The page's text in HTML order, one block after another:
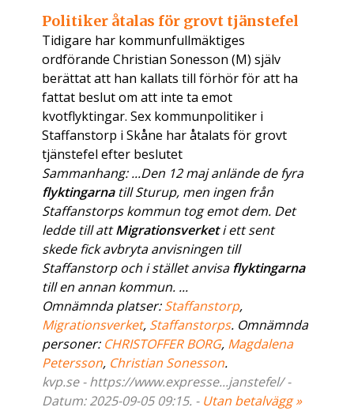
Politiker åtalas för grovt tjänstefel
Tidigare har kommunfullmäktiges
ordförande Christian Sonesson (M) själv
berättat att han kallats till förhör för att ha
fattat beslut om att inte ta emot
kvotflyktingar. Sex kommunpolitiker i
Staffanstorp i Skåne har åtalats för grovt
tjänstefel efter beslutet
Sammanhang: ...Den 12 maj anlände de fyra
flyktingarnatill Sturup, men ingen från
Staffanstorps kommun tog emot dem. Det
ledde till attMigrationsverketi ett sent
skede fick avbryta anvisningen till
Staffanstorp och i stället anvisaflyktingarna
till en annan kommun. ...
Omnämnda platser:Staffanstorp,
Migrationsverket, Staffanstorps. Omnämnda
personer: CHRISTOFFER BORG, Magdalena
Petersson, Christian Sonesson.
kvp.se - https://www.expresse...janstefel/ -
Datum: 2025-09-05 09:15. - Utan betalvägg »